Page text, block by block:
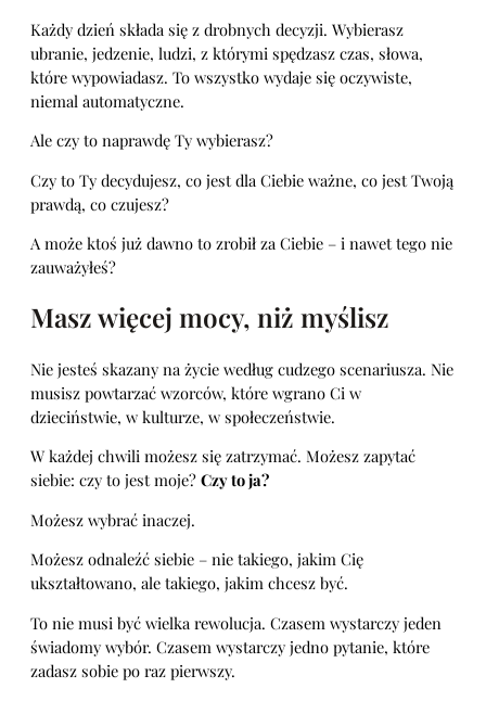
Każdy dzień składa się z drobnych decyzji. Wybierasz
ubranie, jedzenie, ludzi, z którymi spędzasz czas, słowa,
które wypowiadasz. To wszystko wydaje się oczywiste,
niemal automatyczne.
Ale czy to naprawdę Ty wybierasz?
Czy to Ty decydujesz, co jest dla Ciebie ważne, co jest Twoją
prawdą, co czujesz?
A może ktoś już dawno to zrobił za Ciebie – i nawet tego nie
zauważyłeś?
Masz więcej mocy, niż myślisz
Nie jesteś skazany na życie według cudzego scenariusza. Nie
musisz powtarzać wzorców, które wgrano Ci w
dzieciństwie, w kulturze, w społeczeństwie.
W każdej chwili możesz się zatrzymać. Możesz zapytać
siebie: czy to jest moje? Czy to ja?
Możesz wybrać inaczej.
Możesz odnaleźć siebie – nie takiego, jakim Cię
ukształtowano, ale takiego, jakim chcesz być.
To nie musi być wielka rewolucja. Czasem wystarczy jeden
świadomy wybór. Czasem wystarczy jedno pytanie, które
zadasz sobie po raz pierwszy.